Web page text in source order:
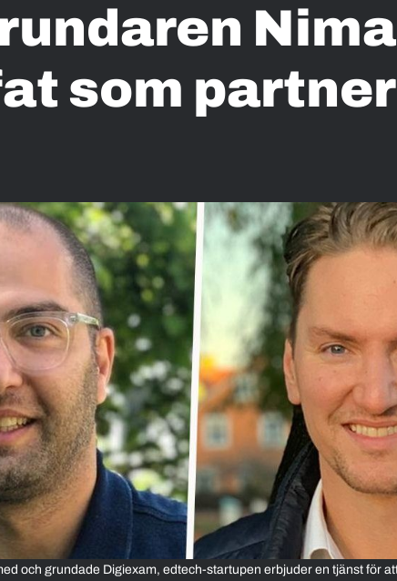
Nima
som
och grundade Digiexam, edtech-startupen erbjuder en tjänst för